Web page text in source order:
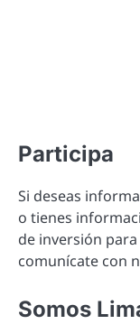
Participa
Si deseas
o tienes
de inversión
comunícate con
Somos